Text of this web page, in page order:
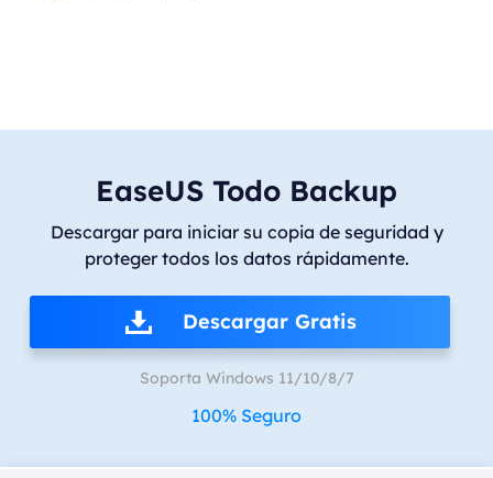
EaseUS Todo Backup
Descargar para iniciar su copia de seguridad y
proteger todos los datos rápidamente.
Descargar Gratis
Soporta Windows 11/10/8/7
100% Seguro